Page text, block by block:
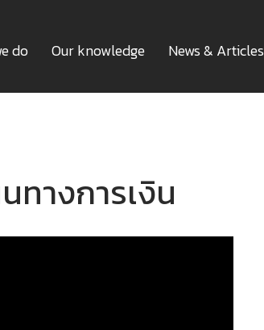
do Our knowledge News & Articles
ทางการเงิน